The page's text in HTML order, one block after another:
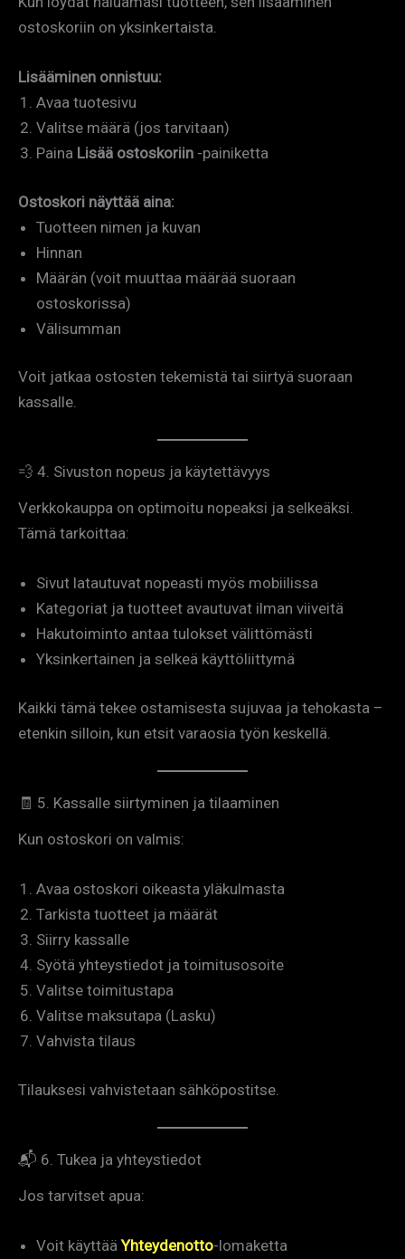
ostoskoriin on yksinkertaista.
Lisääminen onnistuu:
Avaa tuotesivu
Valitse määrä (jos tarvitaan)
Paina Lisää ostoskoriin -painiketta
Ostoskori näyttää aina:
Tuotteen nimen ja kuvan
Hinnan
Määrän (voit muuttaa määrää suoraan
ostoskorissa)
Välisumman
Voit jatkaa ostosten tekemistä tai siirtyä suoraan
kassalle.
💨 4. Sivuston nopeus ja käytettävyys
Verkkokauppa on optimoitu nopeaksi ja selkeäksi.
Tämä tarkoittaa:
Sivut latautuvat nopeasti myös mobiilissa
Kategoriat ja tuotteet avautuvat ilman viiveitä
Hakutoiminto antaa tulokset välittömästi
Yksinkertainen ja selkeä käyttöliittymä
Kaikki tämä tekee ostamisesta sujuvaa ja tehokasta –
etenkin silloin, kun etsit varaosia työn keskellä.
🧾 5. Kassalle siirtyminen ja tilaaminen
Kun ostoskori on valmis:
Avaa ostoskori oikeasta yläkulmasta
Tarkista tuotteet ja määrät
Siirry kassalle
Syötä yhteystiedot ja toimitusosoite
Valitse toimitustapa
Valitse maksutapa (Lasku)
Vahvista tilaus
Tilauksesi vahvistetaan sähköpostitse.
📬 6. Tukea ja yhteystiedot
Jos tarvitset apua:
Voit käyttääYhteydenotto-lomaketta